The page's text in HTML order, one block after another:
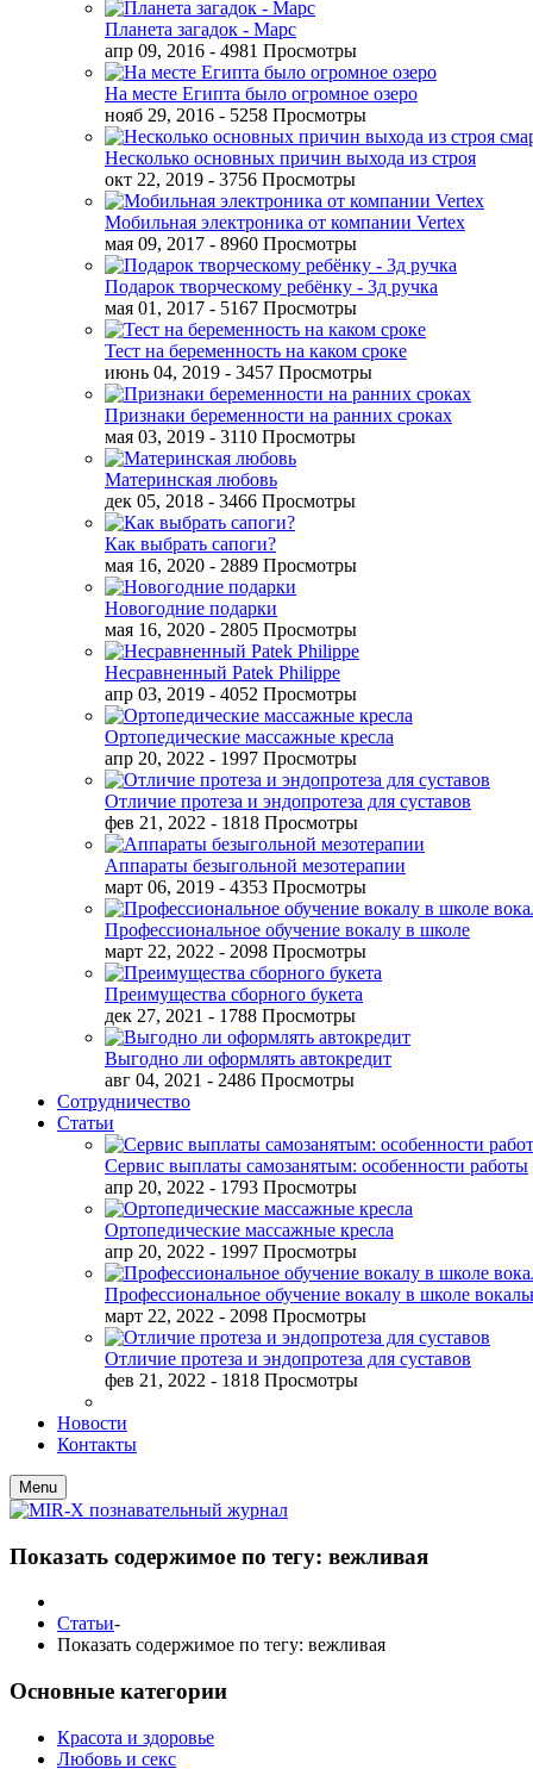
Планета загадок - Марс
апр 09, 2016 - 4981 Просмотры
На месте Египта было огромное озеро
нояб 29, 2016 - 5258 Просмотры
Несколько основных причин выхода из строя
окт 22, 2019 - 3756 Просмотры
Мобильная электроника от компании Vertex
мая 09, 2017 - 8960 Просмотры
Подарок творческому ребёнку - 3д ручка
мая 01, 2017 - 5167 Просмотры
Тест на беременность на каком сроке
июнь 04, 2019 - 3457 Просмотры
Признаки беременности на ранних сроках
мая 03, 2019 - 3110 Просмотры
Материнская любовь
дек 05, 2018 - 3466 Просмотры
Как выбрать сапоги?
мая 16, 2020 - 2889 Просмотры
Новогодние подарки
мая 16, 2020 - 2805 Просмотры
Несравненный Patek Philippe
апр 03, 2019 - 4052 Просмотры
Ортопедические массажные кресла
апр 20, 2022 - 1997 Просмотры
Отличие протеза и эндопротеза для суставов
фев 21, 2022 - 1818 Просмотры
Аппараты безыгольной мезотерапии
март 06, 2019 - 4353 Просмотры
Профессиональное обучение вокалу в школе
март 22, 2022 - 2098 Просмотры
Преимущества сборного букета
дек 27, 2021 - 1788 Просмотры
Выгодно ли оформлять автокредит
авг 04, 2021 - 2486 Просмотры
Сотрудничество
Статьи
Сервис выплаты самозанятым: особенности работы
апр 20, 2022 - 1793 Просмотры
Ортопедические массажные кресла
апр 20, 2022 - 1997 Просмотры
Профессиональное обучение вокалу в школе
март 22, 2022 - 2098 Просмотры
Отличие протеза и эндопротеза для суставов
фев 21, 2022 - 1818 Просмотры
Новости
Контакты
Menu
Показать содержимое по тегу: вежливая
Статьи-
Показать содержимое по тегу: вежливая
Основные категории
Красота и здоровье
Любовь и секс